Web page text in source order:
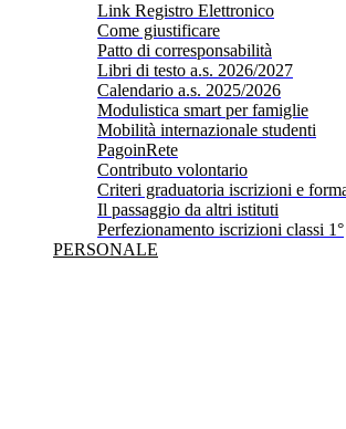
Link Registro Elettronico
Come giustificare
Patto di corresponsabilità
Libri di testo a.s. 2026/2027
Calendario a.s. 2025/2026
Modulistica smart per famiglie
Mobilità internazionale studenti
PagoinRete
Contributo volontario
Criteri graduatoria iscrizioni e
Il passaggio da altri istituti
Perfezionamento iscrizioni classi 1°
PERSONALE